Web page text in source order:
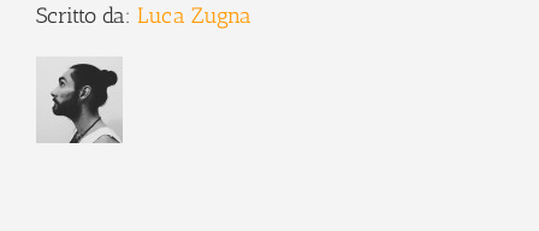
Scritto da: Luca Zugna